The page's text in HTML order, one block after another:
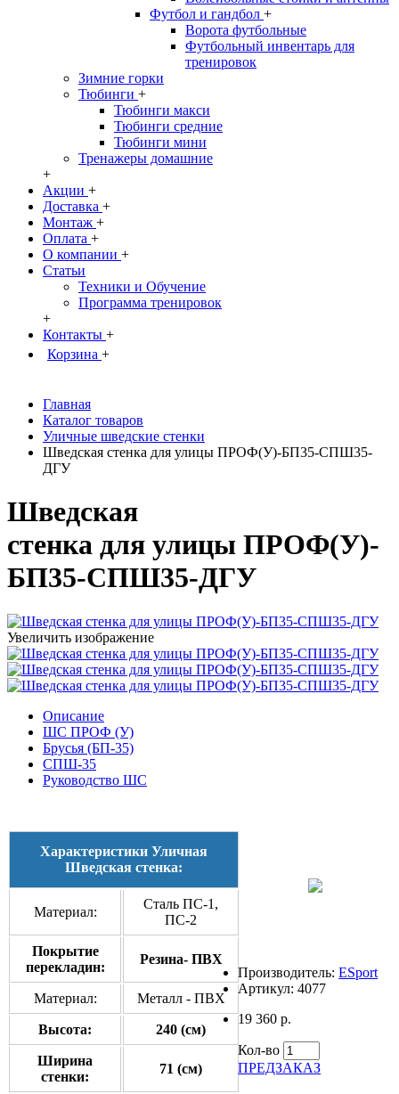
Футбол и гандбол +
Ворота футбольные
Футбольный инвентарь для
тренировок
Зимние горки
Тюбинги +
Тюбинги макси
Тюбинги средние
Тюбинги мини
Тренажеры домашние
+
Акции +
Доставка +
Монтаж +
Оплата +
О компании +
Статьи
Техники и Обучение
Программа тренировок
+
Контакты +
Корзина +
Главная
Каталог товаров
Уличные шведские стенки
Шведская стенка для улицы ПРОФ(У)-БП35-СПШ35-
ДГУ
Шведская
стенка для улицы ПРОФ(У)-
БП35-СПШ35-ДГУ
Увеличить изображение
Описание
ШС ПРОФ (У)
Брусья (БП-35)
СПШ-35
Руководство ШС
Характеристики Уличная
Шведская стенка:
Материал:
Сталь ПС-1,
ПС-2
Покрытие
перекладин:
Резина- ПВХ
Материал: Металл - ПВХ
Высота: 240 (см)
Ширина
стенки:
71 (см)
Производитель:ESport
Артикул:4077
19 360 р.
Кол-во
ПРЕДЗАКАЗ